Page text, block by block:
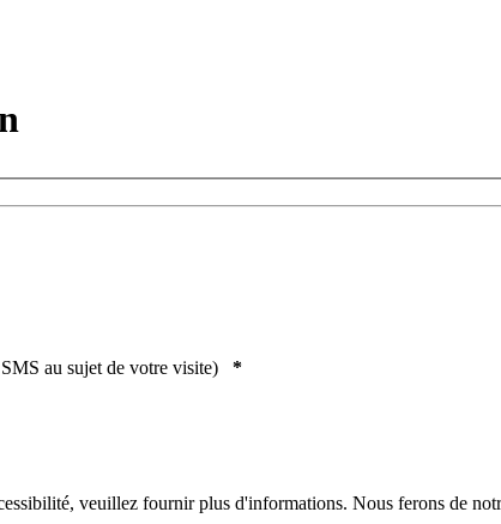
au sujet de votre visite) *
veuillez fournir plus d'informations. Nous ferons de